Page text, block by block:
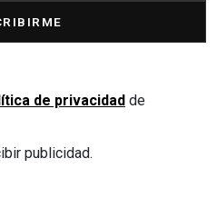
de privacidad de
publicidad.